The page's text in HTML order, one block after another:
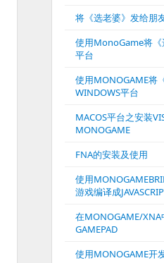
将《选老婆》发给朋
使用MonoGame将
平台
使用MONOGAME将
WINDOWS平台
MACOS平台之安装
MONOGAME
FNA的安装及使用
使用
游戏编译成
在MONOGAME/
GAMEPAD
使用MONOGAME开